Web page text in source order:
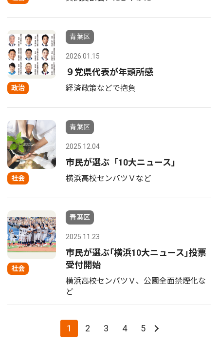
政治
青葉区
2026.01.15
９党県代表が年頭所感
経済政策などで抱負
社会
青葉区
2025.12.04
市民が選ぶ「10大ニュース｣
横浜高校センバツＶなど
社会
青葉区
2025.11.23
市民が選ぶ｢横浜10大ニュース｣投票
受付開始
横浜高校センバツＶ、公園全面禁煙化な
ど
1 2 3 4 5